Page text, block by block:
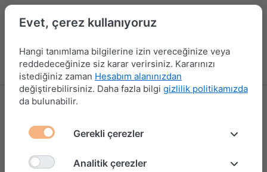
Menü Kampanyalar Yeni Ürünler Giriş yap
Evet, çerez kullanıyoruz
Hangi tanımlama bilgilerine izin vereceğinize veya
reddedeceğinize siz karar verirsiniz. Kararınızı
istediğiniz zaman Hesabım alanınızdan
değiştirebilirsiniz. Daha fazla bilgi gizlilik politikamızda
da bulunabilir.
Gerekli çerezler
Analitik çerezler